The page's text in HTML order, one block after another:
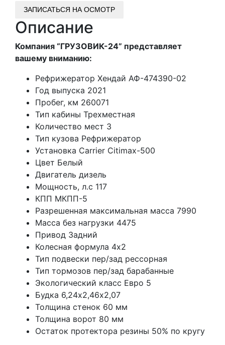
ЗАПИСАТЬСЯ НА ОСМОТР
Описание
Компания “ГРУЗОВИК-24” представляет
вашему вниманию:
Рефрижератор Хендай АФ-474390-02
Год выпуска 2021
Пробег, км 260071
Тип кабины Трехместная
Количество мест 3
Тип кузова Рефрижератор
Установка Carrier Citimax-500
Цвет Белый
Двигатель дизель
Мощность, л.с 117
КПП МКПП-5
Разрешенная максимальная масса 7990
Масса без нагрузки 4475
Привод Задний
Колесная формула 4х2
Тип подвески пер/зад рессорная
Тип тормозов пер/зад барабанные
Экологический класс Евро 5
Будка 6,24х2,46х2,07
Толщина стенок 60 мм
Толщина ворот 80 мм
Остаток протектора резины 50% по кругу